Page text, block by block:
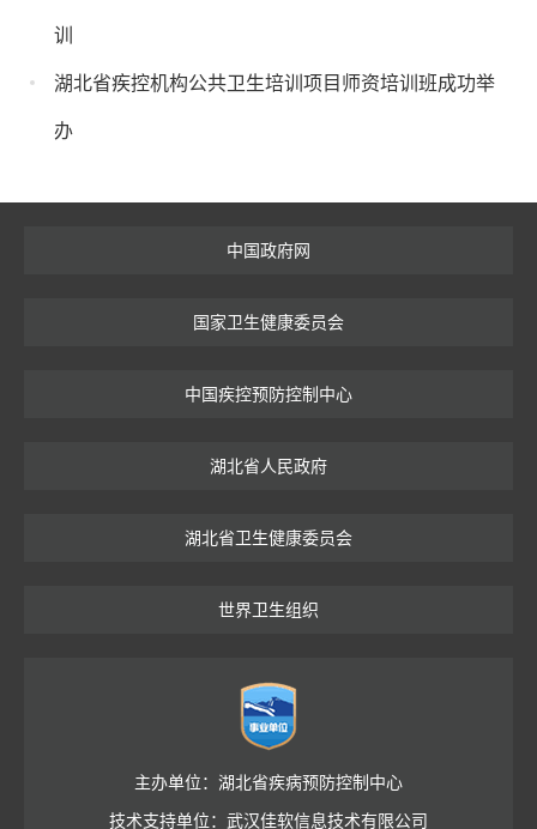
训
湖北省疾控机构公共卫生培训项目师资培训班成功举
办
中国政府网
国家卫生健康委员会
中国疾控预防控制中心
湖北省人民政府
湖北省卫生健康委员会
世界卫生组织
主办单位：湖北省疾病预防控制中心
技术支持单位：武汉佳软信息技术有限公司